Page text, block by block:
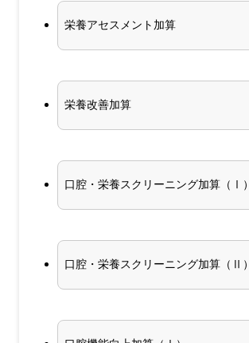
栄養アセスメント加算
栄養改善加算
口腔・栄養スクリーニング加算（Ⅰ）
口腔・栄養スクリーニング加算（Ⅱ）